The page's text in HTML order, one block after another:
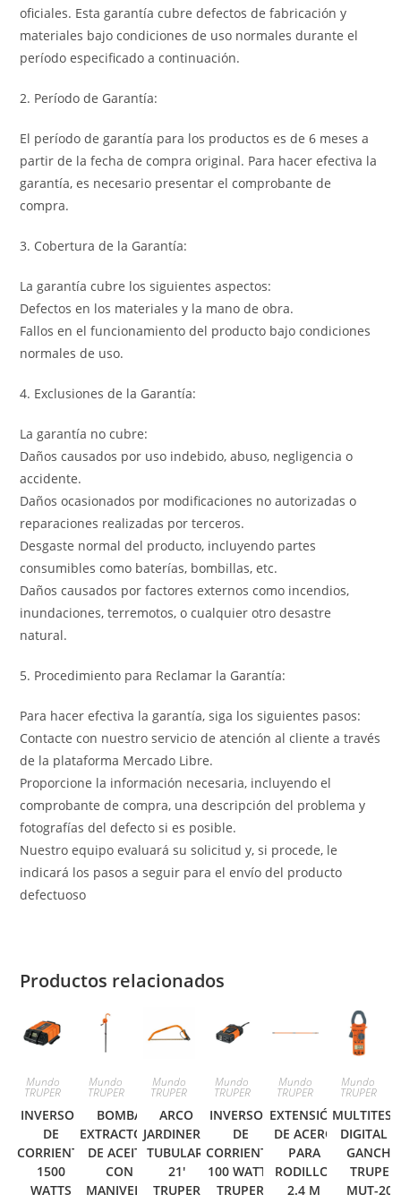
oficiales. Esta garantía cubre defectos de fabricación y
materiales bajo condiciones de uso normales durante el
período especificado a continuación.
2. Período de Garantía:
El período de garantía para los productos es de 6 meses a
partir de la fecha de compra original. Para hacer efectiva la
garantía, es necesario presentar el comprobante de
compra.
3. Cobertura de la Garantía:
La garantía cubre los siguientes aspectos:
Defectos en los materiales y la mano de obra.
Fallos en el funcionamiento del producto bajo condiciones
normales de uso.
4. Exclusiones de la Garantía:
La garantía no cubre:
Daños causados por uso indebido, abuso, negligencia o
accidente.
Daños ocasionados por modificaciones no autorizadas o
reparaciones realizadas por terceros.
Desgaste normal del producto, incluyendo partes
consumibles como baterías, bombillas, etc.
Daños causados por factores externos como incendios,
inundaciones, terremotos, o cualquier otro desastre
natural.
5. Procedimiento para Reclamar la Garantía:
Para hacer efectiva la garantía, siga los siguientes pasos:
Contacte con nuestro servicio de atención al cliente a través
de la plataforma Mercado Libre.
Proporcione la información necesaria, incluyendo el
comprobante de compra, una descripción del problema y
fotografías del defecto si es posible.
Nuestro equipo evaluará su solicitud y, si procede, le
indicará los pasos a seguir para el envío del producto
defectuoso
Productos relacionados
Mundo
TRUPER
INVERSOR
DE
CORRIENTE
1500
WATTS
Mundo
TRUPER
BOMBA
EXTRACTORA
DE ACEITE,
CON
MANIVELA,
Mundo
TRUPER
ARCO
JARDINERO
TUBULAR,
21′
TRUPER
Mundo
TRUPER
INVERSOR
DE
CORRIENTE
100 WATTS
TRUPER
Mundo
TRUPER
EXTENSIÓN
DE ACERO
PARA
RODILLO,
2.4 M
Mundo
TRUPER
DIGITAL
GANCHO
TRUPER
MUT-202